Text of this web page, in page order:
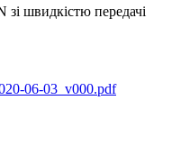
швидкістю передачі
06-03_v000.pdf